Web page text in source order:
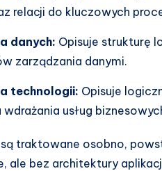
relacji do kluczowych
danych: Opisuje strukturę
zarządzania danymi.
technologii: Opisuje
usług
traktowane osobno,
ale bez architektury